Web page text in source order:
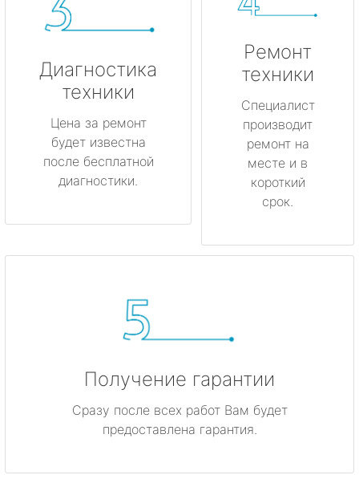
Диагностика
техники
Цена за ремонт
будет известна
после бесплатной
диагностики.
Ремонт
техники
Специалист
производит
ремонт на
месте и в
короткий
срок.
Получение гарантии
Сразу после всех работ Вам будет
предоставлена гарантия.